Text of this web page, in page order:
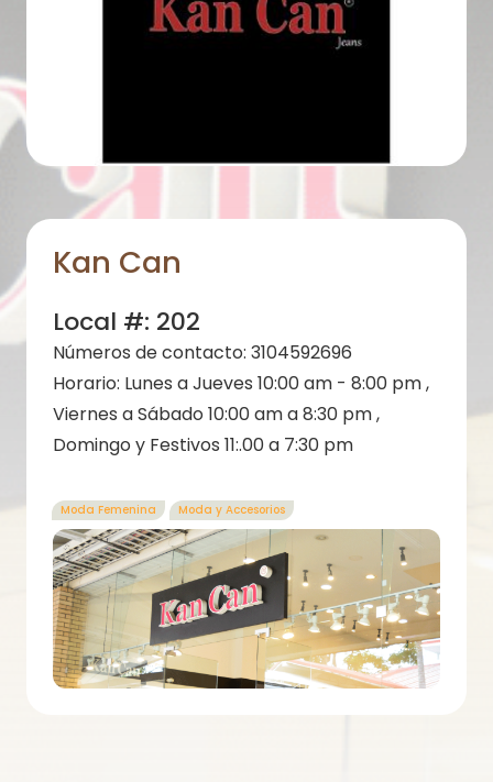
Kan Can
Local #: 202
Números de contacto: 3104592696
Horario: Lunes a Jueves 10:00 am - 8:00 pm ,
Viernes a Sábado 10:00 am a 8:30 pm ,
Domingo y Festivos 11:.00 a 7:30 pm
Moda Femenina Moda y Accesorios